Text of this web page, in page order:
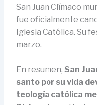
San Juan Clímaco
fue oficialmente
Iglesia Católica. Su
marzo.
En resumen, San
santo por su vida
teología católica